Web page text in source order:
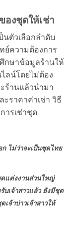
องชุดให้เช่า
นตัวเลือกลำดับ
ย์ความต้องการ
กษาข้อมูลร้านให้
ลน์โดยไม่ต้อง
ะร้านแล้วนำมา
ะราคาค่าเช่า วิธี
ารเช่าชุด
ไม่ว่าจะเป็นชุดไทย
แต่งงานส่วนใหญ่
บเจ้าสาวแล้ว ยังมีชุด
จ้าบ่าวเจ้าสาวให้